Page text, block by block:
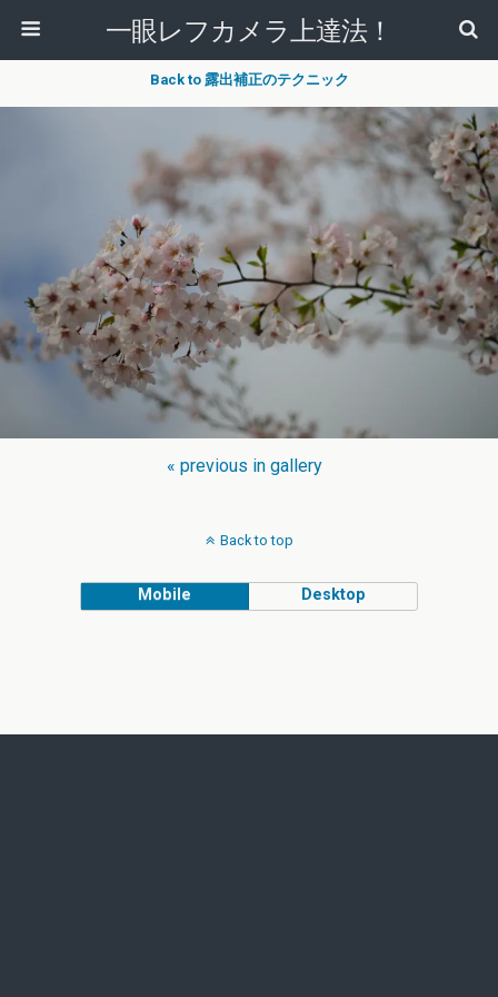
一眼レフカメラ上達法！
Back to 露出補正のテクニック
« previous in gallery
Back to top
Mobile Desktop